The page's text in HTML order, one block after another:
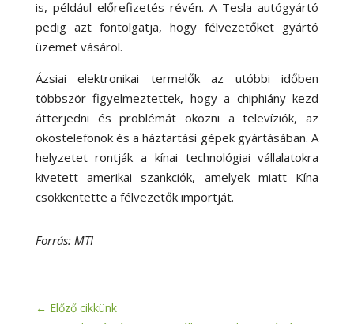
is, például előrefizetés révén. A Tesla autógyártó
pedig azt fontolgatja, hogy félvezetőket gyártó
üzemet vásárol.
Ázsiai elektronikai termelők az utóbbi időben
többször figyelmeztettek, hogy a chiphiány kezd
átterjedni és problémát okozni a televíziók, az
okostelefonok és a háztartási gépek gyártásában. A
helyzetet rontják a kínai technológiai vállalatokra
kivetett amerikai szankciók, amelyek miatt Kína
csökkentette a félvezetők importját.
Forrás: MTI
← Előző cikkünk